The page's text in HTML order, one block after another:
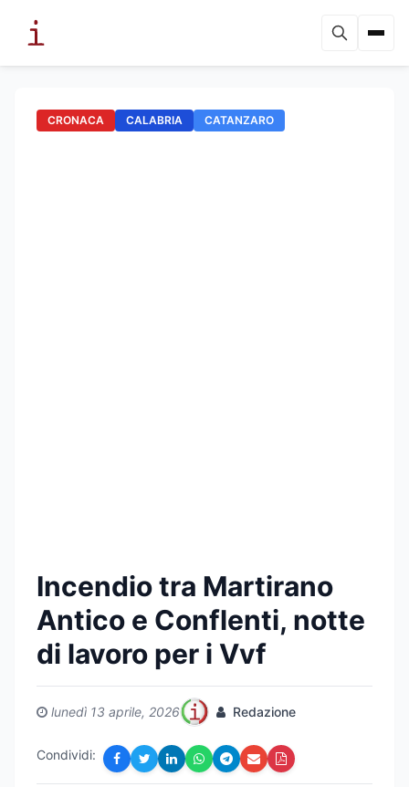
CRONACA CALABRIA CATANZARO
Incendio tra Martirano
Antico e Conflenti, notte
di lavoro per i Vvf
lunedì 13 aprile, 2026 Redazione
Condividi: